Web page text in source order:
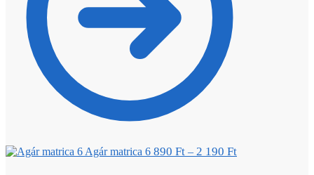
Agár matrica 6 890 Ft – 2 190 Ft